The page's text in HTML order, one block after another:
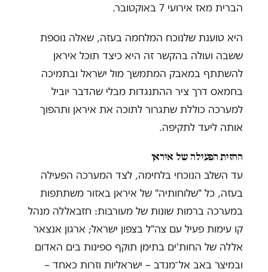
הברית מאז אירועי 7 באוקטובר.
היא טוענת שלנוכח המלחמה בעזה, שאלה נוספת
ששבה ועולה בהקשר זה היא כיצד תוכל איראן
להשתתף במאבק המתמשך מול ישראל ובתמיכה
בחמאס דרך ציר ההתנגדות מבלי שהדבר יוביל
למערכה כוללת שתגרור לתוכה את איראן ותהפוך
אותה ליעד לתקיפה.
החזית הפעילה של איראן
עד השלב הנוכחי בלחימה, לצד המערכה הפעילה
בעזה, כל "שלוחותיה" של איראן באזור משתתפות
במערכה ברמות שונות של מעורבות: חזבאללה מנהל
קו עימות פעיל עם צה"ל בצפון ישראל; ארגון אנצאר
אללה של החות'ים בתימן תוקף ספינות בים האדום
ובמיצר באב אל־מנדב – ישראליות וזרות כאחד –